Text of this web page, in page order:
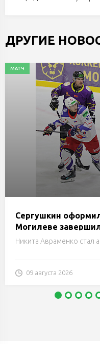
ДРУГИЕ
МАТЧ
Сергушкин
Могилеве
Никита Авраменко стал
09 августа 2026